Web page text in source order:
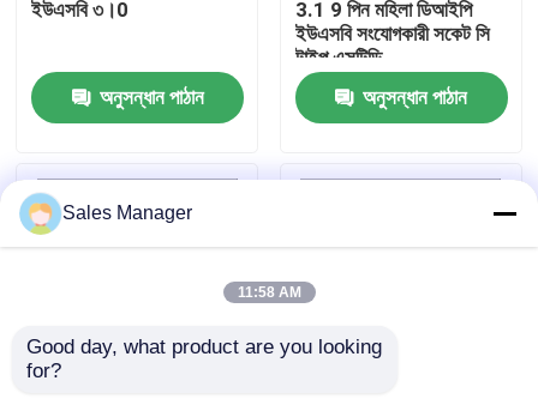
ডিপ ইউএসবি সংযোগকারী
ইউএসবি সকেট সংযোগকারী
ইউএসবি টাইপ সি সংযোগকারী
ডিপি সকেট সংযোগকারী
ইউএসবি ৩।0
অনুসন্ধান পাঠান
3.1 9 পিন মহিলা ডিআইপি
ইউএসবি সংযোগকারী সকেট সি
টাইপ এসটিডি
অনুসন্ধান পাঠান
Sales Manager
11:58 AM
Good day, what product are you looking
for?